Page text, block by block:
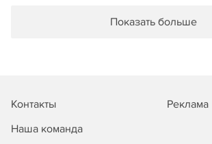
Показать больше
Контакты
Реклама
Наша команда